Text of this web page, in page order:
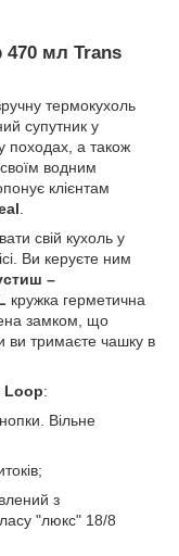
470 мл Trans
термокухоль
супутник у
походах, а також
водним
клієнтам
свій кухоль у
Ви керуєте ним
–
кружка герметична
замком, що
ви тримаєте чашку в
Loop:
Вільне
з
"люкс" 18/8